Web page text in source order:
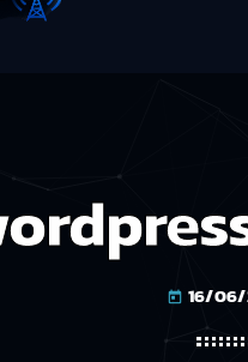
today 16/06/